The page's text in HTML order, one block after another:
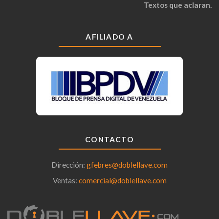
Textos que aclaran.
AFILIADO A
CONTACTO
Dirección: gfebres@doblellave.com
Ventas: comercial@doblellave.com